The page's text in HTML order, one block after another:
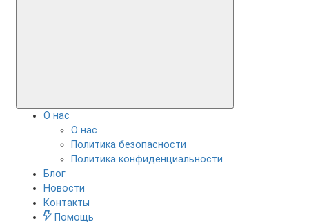
О нас
О нас
Политика безопасности
Политика конфиденциальности
Блог
Новости
Контакты
Помощь